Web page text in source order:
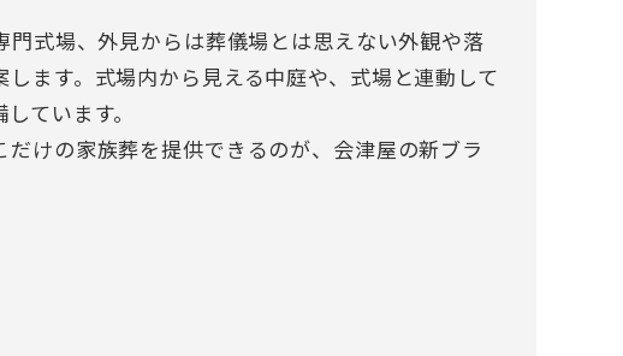
式場、外見からは葬儀場とは思えない外観や落
ます。式場内から見える中庭や、式場と連動して
ています。
けの家族葬を提供できるのが、会津屋の新ブラ